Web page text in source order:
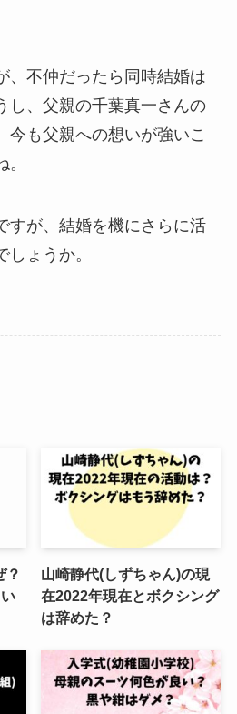
、不仲だったら同時結婚は
し、父親の千葉真一さんの
今も父親への想いが強いこ
すが、結婚を機にさらに活
ょうか。
？
山崎静代(しずちゃん)の現
在2022年現在とボクシング
は辞めた？